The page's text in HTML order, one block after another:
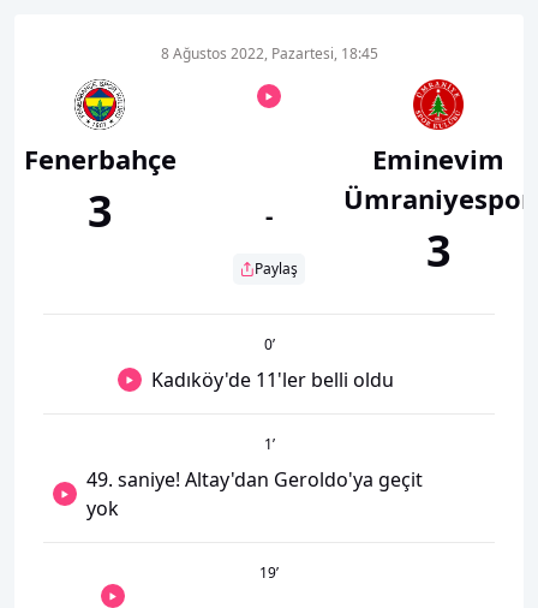
Fenerbahçe
3
8 Ağustos 2022, Pazartesi, 18:45
-
Paylaş
Eminevim
Ümraniyespor
3
0’
Kadıköy'de 11'ler belli oldu
1’
49. saniye! Altay'dan Geroldo'ya geçit
yok
19’